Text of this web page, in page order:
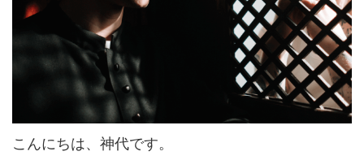
こんにちは、神代です。